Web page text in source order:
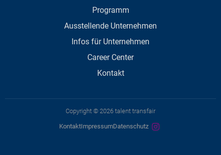
Programm
Ausstellende Unternehmen
Infos für Unternehmen
Career Center
Kontakt
Copyright © 2026 talent transfair
KontaktImpressumDatenschutz